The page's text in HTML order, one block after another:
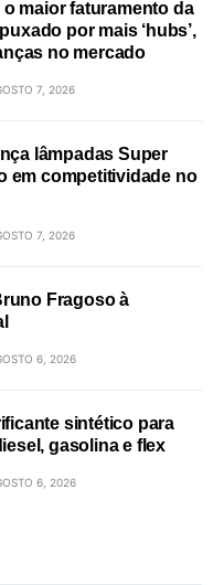
maior faturamento da
por mais ‘hubs’,
no mercado
7, 2026
lâmpadas Super
em competitividade no
7, 2026
Fragoso à
6, 2026
sintético para
gasolina e flex
6, 2026